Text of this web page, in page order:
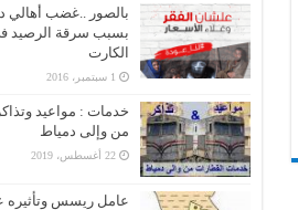
بالصور ..غضب أهالي
بسبب سرقة الرصيد
الكارت
1 سبتمبر، 2016
خدمات : مواعيد
من وإلى دمياط
22 أغسطس، 2019
عامل ريسس وتأثيره